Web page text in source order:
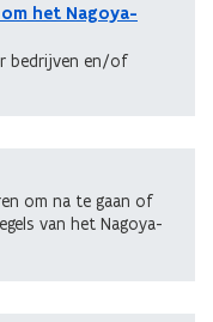
het Nagoya-
bedrijven en/of
om na te gaan of
van het Nagoya-